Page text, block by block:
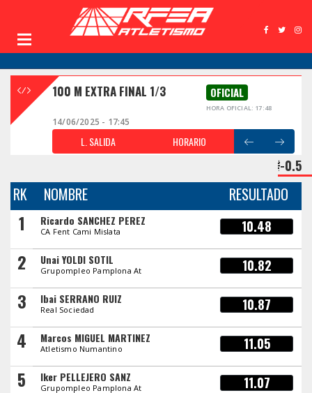
100 M EXTRA FINAL 1/3 OFICIAL
HORA OFICIAL: 17:48
14/06/2025 - 17:45
L. SALIDA HORARIO
-0.5
RK NOMBRE RESULTADO
1 Ricardo SANCHEZ PEREZ
CA Fent Cami Mislata 10.48
2 Unai YOLDI SOTIL
Grupompleo Pamplona At 10.82
3 Ibai SERRANO RUIZ
Real Sociedad 10.87
4 Marcos MIGUEL MARTINEZ
Atletismo Numantino 11.05
5 Iker PELLEJERO SANZ
Grupompleo Pamplona At 11.07